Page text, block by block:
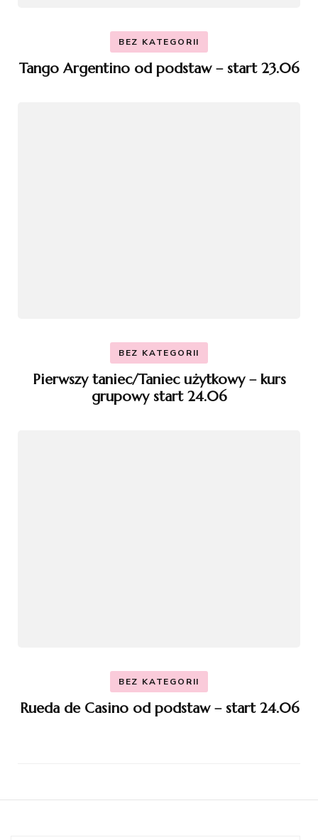
BEZ KATEGORII
Tango Argentino od podstaw – start 23.06
BEZ KATEGORII
Pierwszy taniec/Taniec użytkowy – kurs
grupowy start 24.06
BEZ KATEGORII
Rueda de Casino od podstaw – start 24.06